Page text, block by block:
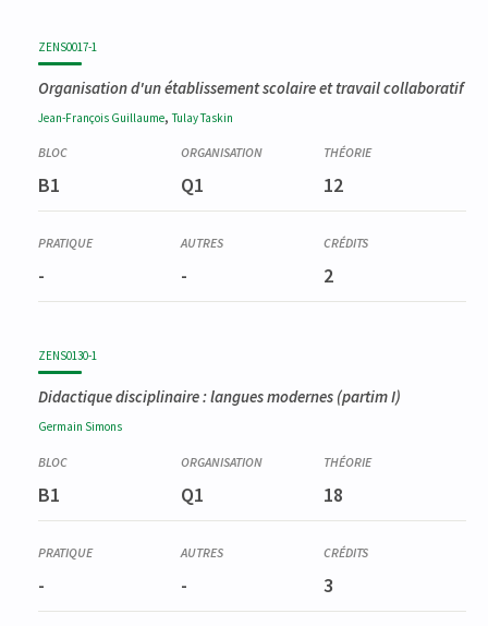
ZENS0017-1
Organisation d'un établissement scolaire et travail collaboratif
Jean-François Guillaume,TulayTaskin
B1 Q1 12
- - 2
ZENS0130-1
Didactique disciplinaire : langues modernes (partim I)
Germain Simons
B1 Q1 18
- - 3